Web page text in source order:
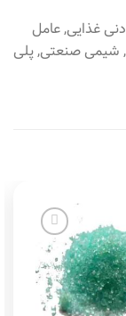
مونومر نایلون ۶،۶, افزودنی غذایی, عامل
شیمی صنعتی, پلی
Add to
wishlist